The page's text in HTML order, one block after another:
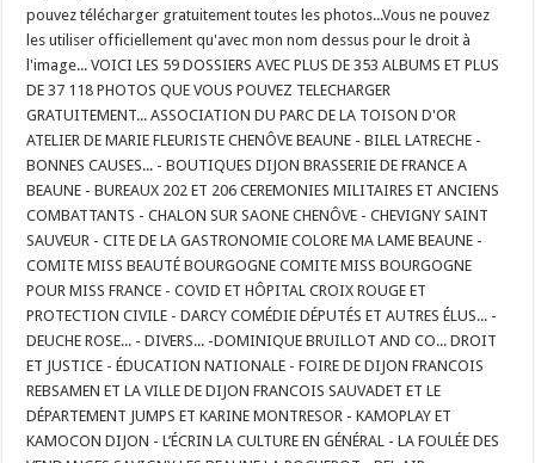
pouvez télécharger gratuitement toutes les photos...Vous ne pouvez
les utiliser officiellement qu'avec mon nom dessus pour le droit à
l'image... VOICI LES 59 DOSSIERS AVEC PLUS DE 353 ALBUMS ET PLUS
DE 37 118 PHOTOS QUE VOUS POUVEZ TELECHARGER
GRATUITEMENT... ASSOCIATION DU PARC DE LA TOISON D'OR
ATELIER DE MARIE FLEURISTE CHENÔVE BEAUNE - BILEL LATRECHE -
BONNES CAUSES... - BOUTIQUES DIJON BRASSERIE DE FRANCE A
BEAUNE - BUREAUX 202 ET 206 CEREMONIES MILITAIRES ET ANCIENS
COMBATTANTS - CHALON SUR SAONE CHENÔVE - CHEVIGNY SAINT
SAUVEUR - CITE DE LA GASTRONOMIE COLORE MA LAME BEAUNE -
COMITE MISS BEAUTÉ BOURGOGNE COMITE MISS BOURGOGNE
POUR MISS FRANCE - COVID ET HÔPITAL CROIX ROUGE ET
PROTECTION CIVILE - DARCY COMÉDIE DÉPUTÉS ET AUTRES ÉLUS... -
DEUCHE ROSE... - DIVERS... -DOMINIQUE BRUILLOT AND CO... DROIT
ET JUSTICE - ÉDUCATION NATIONALE - FOIRE DE DIJON FRANCOIS
REBSAMEN ET LA VILLE DE DIJON FRANCOIS SAUVADET ET LE
DÉPARTEMENT JUMPS ET KARINE MONTRESOR - KAMOPLAY ET
KAMOCON DIJON - L’ÉCRIN LA CULTURE EN GÉNÉRAL - LA FOULÉE DES